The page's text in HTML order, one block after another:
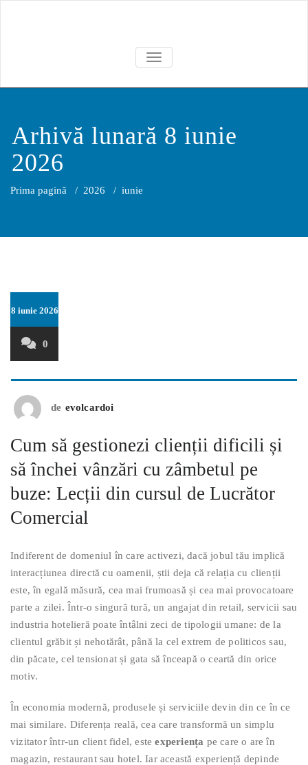
TOGGLE NAVIGATION
Arhivă lunară 8 iunie
2026
Prima pagină / 2026 / iunie
8 iunie 2026
0
de evolcardoi
Cum să gestionezi clienții dificili și
să închei vânzări cu zâmbetul pe
buze: Lecții din cursul de Lucrător
Comercial
Indiferent de domeniul în care activezi, dacă jobul tău implică
interacțiunea directă cu oamenii, știi deja că relația cu clienții
este, în egală măsură, cea mai frumoasă și cea mai provocatoare
parte a zilei. Într-o singură tură, un angajat din retail, servicii sau
industria hotelieră poate întâlni zeci de tipologii umane: de la
clientul grăbit și nehotărât, până la cel extrem de politicos sau,
din păcate, cel tensionat și gata să înceapă o ceartă din orice
motiv.
În economia modernă, produsele și serviciile devin din ce în ce
mai similare. Diferența reală, cea care transformă un simplu
vizitator într-un client fidel, esteexperiența pe care o are în
magazin, restaurant sau hotel. Iar această experiență depinde